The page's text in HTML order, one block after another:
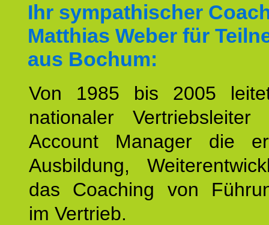
Ihr sympathischer
Matthias Weber für
aus Bochum:
Von 1985 bis 2005
nationaler
Account Manager die
Ausbildung,
das Coaching von
im Vertrieb.